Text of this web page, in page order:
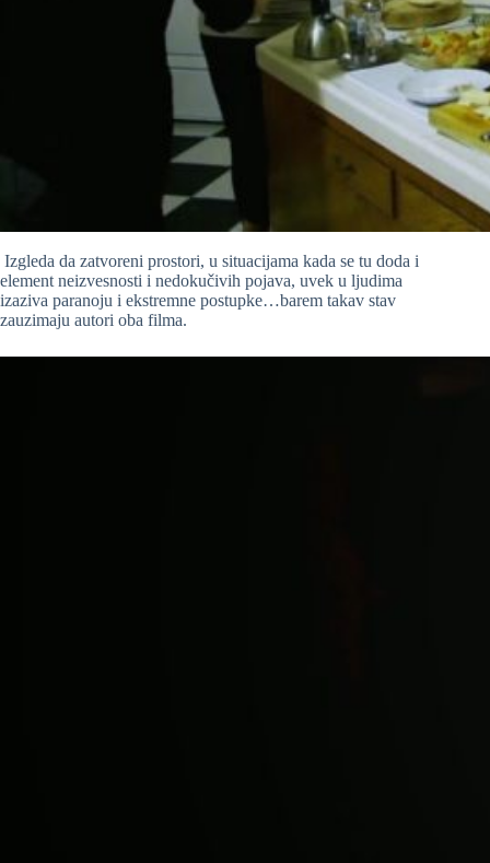
Izgleda da zatvoreni prostori, u situacijama kada se tu doda i
element neizvesnosti i nedokučivih pojava, uvek u ljudima
izaziva paranoju i ekstremne postupke…barem takav stav
zauzimaju autori oba filma.